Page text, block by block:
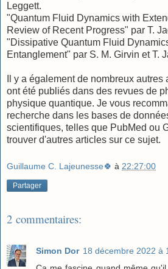
Leggett.
"Quantum Fluid Dynamics with
Review of Recent Progress" par T.
"Dissipative Quantum Fluid
Entanglement" par S. M. Girvin et T.
Il y a également de nombreux
ont été publiés dans des revues de
physique quantique. Je vous
recherche dans les bases de
scientifiques, telles que PubMed ou
trouver d'autres articles sur ce sujet.
Guillaume C. Lajeunesse🍀 à 22:27:00
Partager
2 commentaires:
Simon Dor 18 décembre 2022 à